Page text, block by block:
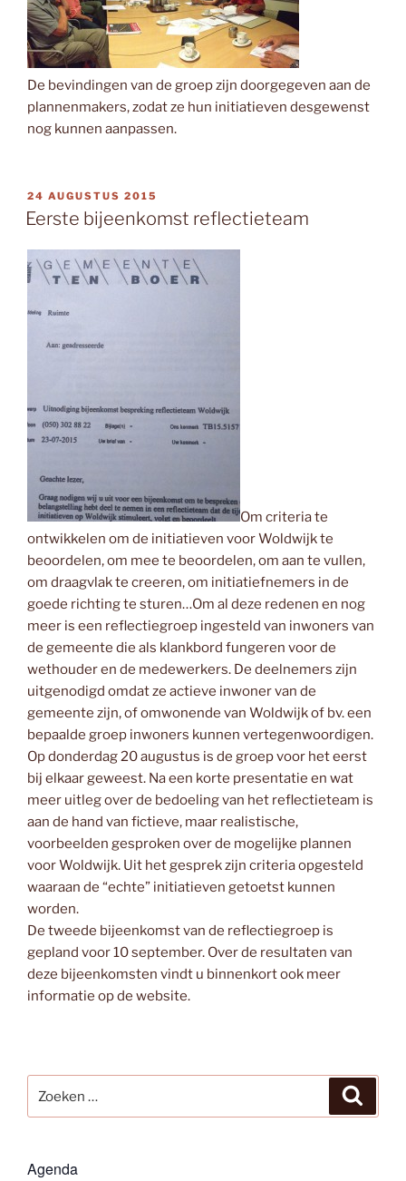
De bevindingen van de groep zijn doorgegeven aan de
plannenmakers, zodat ze hun initiatieven desgewenst
nog kunnen aanpassen.
GEPLAATST
OP
24 AUGUSTUS 2015
Eerste bijeenkomst reflectieteam
Om criteria te
ontwikkelen om de initiatieven voor Woldwijk te
beoordelen, om mee te beoordelen, om aan te vullen,
om draagvlak te creeren, om initiatiefnemers in de
goede richting te sturen…Om al deze redenen en nog
meer is een reflectiegroep ingesteld van inwoners van
de gemeente die als klankbord fungeren voor de
wethouder en de medewerkers. De deelnemers zijn
uitgenodigd omdat ze actieve inwoner van de
gemeente zijn, of omwonende van Woldwijk of bv. een
bepaalde groep inwoners kunnen vertegenwoordigen.
Op donderdag 20 augustus is de groep voor het eerst
bij elkaar geweest. Na een korte presentatie en wat
meer uitleg over de bedoeling van het reflectieteam is
aan de hand van fictieve, maar realistische,
voorbeelden gesproken over de mogelijke plannen
voor Woldwijk. Uit het gesprek zijn criteria opgesteld
waaraan de “echte” initiatieven getoetst kunnen
worden.
De tweede bijeenkomst van de reflectiegroep is
gepland voor 10 september. Over de resultaten van
deze bijeenkomsten vindt u binnenkort ook meer
informatie op de website.
naar:
Agenda